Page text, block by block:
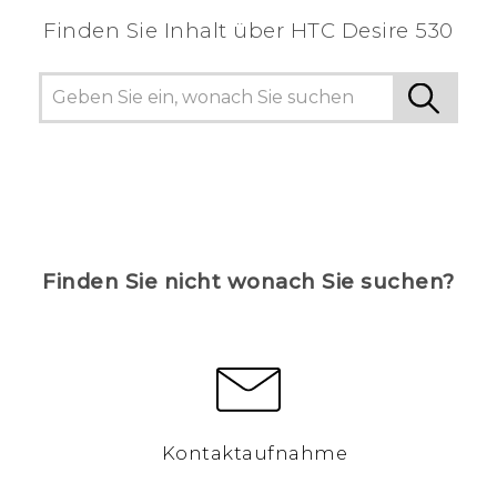
Finden Sie Inhalt über‎ HTC Desire 530
Finden Sie nicht wonach Sie suchen?
Kontaktaufnahme